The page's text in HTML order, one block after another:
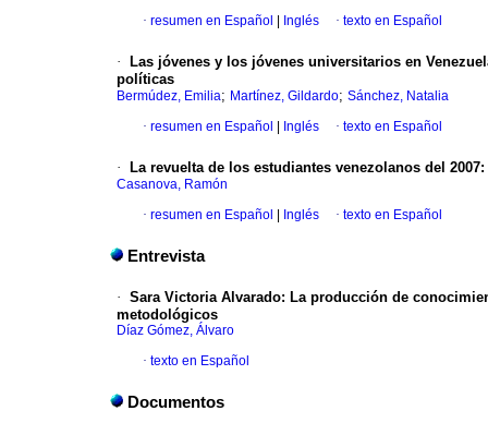
· resumen en Español Inglés · texto en Español
·
Las jóvenes y los jóvenes universitarios en
políticas
Bermúdez, Emilia; Martínez, Gildardo; Sánchez, Natalia
· resumen en Español Inglés · texto en Español
· La revuelta de los estudiantes venezolanos del 2007:
Casanova, Ramón
· resumen en Español Inglés · texto en Español
Entrevista
· Sara Victoria Alvarado: La producción de
metodológicos
Díaz Gómez, Álvaro
· texto en Español
Documentos